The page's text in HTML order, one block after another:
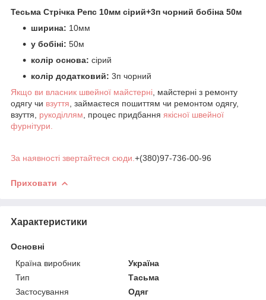
Тесьма Стрічка Репс 10мм сірий+3п чорний бобіна 50м
ширина: 10мм
у бобіні: 50м
колір основа: сірий
колір додатковий: 3п чорний
Якщо ви власник швейної майстерні , майстерні з ремонту
одягу чи взуття , займаєтеся пошиттям чи ремонтом одягу,
взуття, рукоділлям , процес придбання якісної швейної
фурнітури.
За наявності звертайтеся сюди. +(380)97-736-00-96
Приховати
Характеристики
Основні
Країна виробник
Україна
Тип
Тасьма
Застосування
Одяг